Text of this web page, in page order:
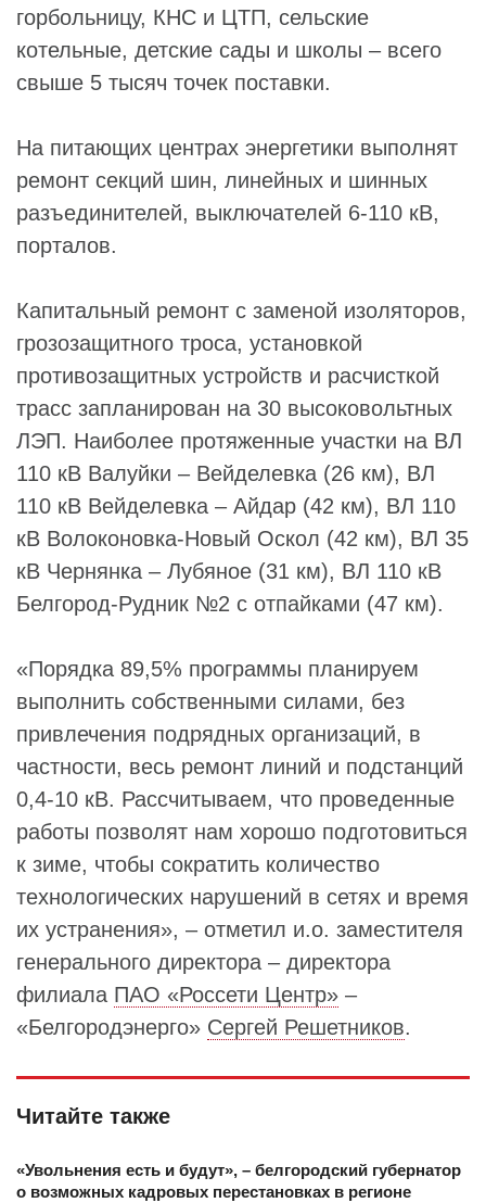
горбольницу, КНС и ЦТП, сельские
котельные, детские сады и школы – всего
свыше 5 тысяч точек поставки.
На питающих центрах энергетики выполнят
ремонт секций шин, линейных и шинных
разъединителей, выключателей 6-110 кВ,
порталов.
Капитальный ремонт с заменой изоляторов,
грозозащитного троса, установкой
противозащитных устройств и расчисткой
трасс запланирован на 30 высоковольтных
ЛЭП. Наиболее протяженные участки на ВЛ
110 кВ Валуйки – Вейделевка (26 км), ВЛ
110 кВ Вейделевка – Айдар (42 км), ВЛ 110
кВ Волоконовка-Новый Оскол (42 км), ВЛ 35
кВ Чернянка – Лубяное (31 км), ВЛ 110 кВ
Белгород-Рудник №2 с отпайками (47 км).
«Порядка 89,5% программы планируем
выполнить собственными силами, без
привлечения подрядных организаций, в
частности, весь ремонт линий и подстанций
0,4-10 кВ. Рассчитываем, что проведенные
работы позволят нам хорошо подготовиться
к зиме, чтобы сократить количество
технологических нарушений в сетях и время
их устранения», – отметил и.о. заместителя
генерального директора – директора
филиала ПАО «Россети Центр» –
«Белгородэнерго» Сергей Решетников.
Читайте также
«Увольнения есть и будут», – белгородский губернатор
о возможных кадровых перестановках в регионе